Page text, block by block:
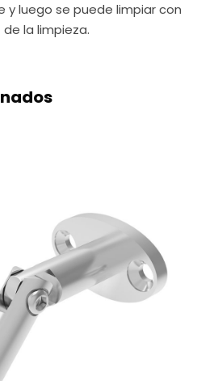
y luego se puede limpiar con
la limpieza.